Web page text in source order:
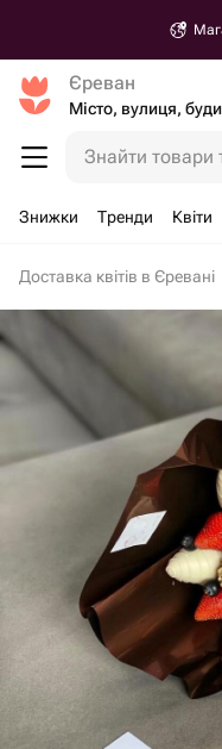
Єреван
Місто, вулиця,
Знайти товари
Знижки Тренди Квіти
Доставка квітів в Єревані